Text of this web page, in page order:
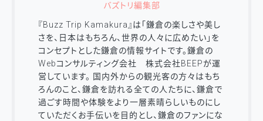
バズトリ編集部
『Buzz Trip Kamakura』は「鎌倉の楽しさや美し
さを、日本はもちろん、世界の人々に広めたい」を
コンセプトとした鎌倉の情報サイトです。鎌倉の
Webコンサルティング会社 株式会社BEEPが運
営しています。 国内外からの観光客の方々はもち
ろんのこと、鎌倉を訪れる全ての人たちに、鎌倉で
過ごす時間や体験をより一層素晴らしいものにし
ていただくお手伝いを目的とし、鎌倉のファンにな